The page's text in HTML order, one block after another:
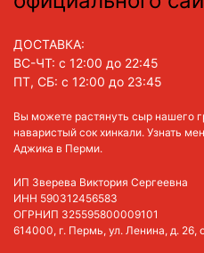
ДОСТАВКА:
ВС-ЧТ: с 12:00 до 22:45
ПТ, СБ: с 12:00 до 23:45
Вы можете растянуть сыр нашего
наваристый сок хинкали. Узнать
Аджика в Перми.
ИП Зверева Виктория Сергеевна
ИНН 590312456583
ОГРНИП 325595800009101
614000, г. Пермь, ул. Ленина, д. 26,